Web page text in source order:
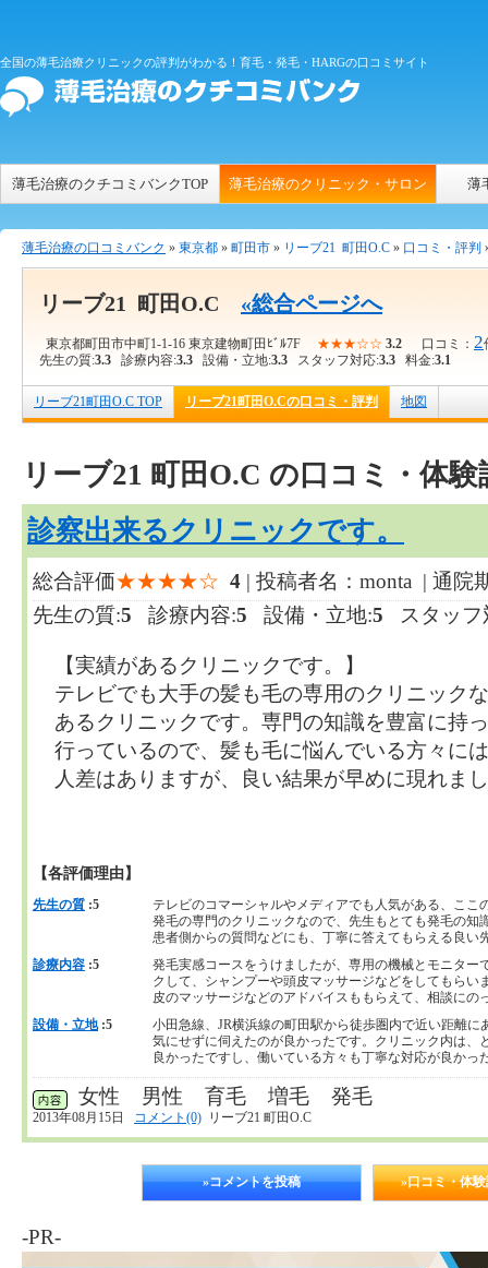
全国の薄毛治療クリニックの評判がわかる！育毛・発毛・HARGの口コミサイト
薄毛治療のクチコミバンクTOP 薄毛治療のクリニック・サロン 薄
薄毛治療の口コミバンク » 東京都 » 町田市 » リーブ21 町田O.C » 口コミ・評判
リーブ21 町田O.C «総合ページへ
東京都町田市中町1-1-16 東京建物町田ﾋﾞﾙ7F ★★★☆☆ 3.2 口コミ： 2
先生の質:3.3 診療内容:3.3 設備・立地:3.3 スタッフ対応:3.3 料金:3.1
リーブ21町田O.C TOP リーブ21町田O.Cの口コミ・評判 地図
リーブ21 町田O.C の口コミ・体験
診察出来るクリニックです。
総合評価★★★★☆ 4 | 投稿者名：monta | 通院
先生の質:5 診療内容:5 設備・立地:5 スタッフ
【実績があるクリニックです。】
テレビでも大手の髪も毛の専用のクリニック
あるクリニックです。専門の知識を豊富に持
行っているので、髪も毛に悩んでいる方々に
人差はありますが、良い結果が早めに現れま
【各評価理由】
先生の質 :5
テレビのコマーシャルやメディアでも人気がある、ここ
発毛の専門のクリニックなので、先生もとても発毛の知
患者側からの質問などにも、丁寧に答えてもらえる良い
診療内容 :5
発毛実感コースをうけましたが、専用の機械とモニター
クして、シャンプーや頭皮マッサージなどをしてもらい
皮のマッサージなどのアドバイスももらえて、相談にの
設備・立地:5
小田急線、JR横浜線の町田駅から徒歩圏内で近い距離に
気にせずに伺えたのが良かったです。クリニック内は、
良かったですし、働いている方々も丁寧な対応が良かっ
女性 男性 育毛 増毛 発毛
2013年08月15日 コメント(0) リーブ21 町田O.C
»コメントを投稿 »口コミ・体
-PR-